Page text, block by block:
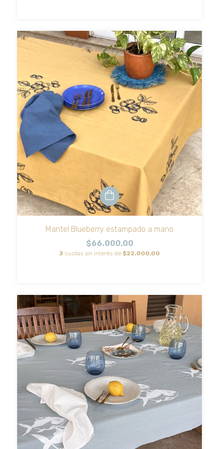
Mantel Blueberry estampado a mano
$66.000,00
3 cuotas sin interés de $22.000,00